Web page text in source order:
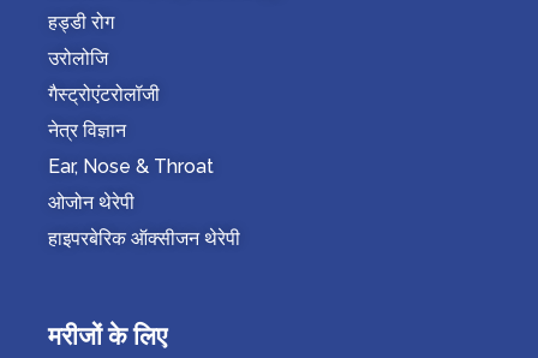
हड्डी रोग
उरोलोजि
गैस्ट्रोएंटरोलॉजी
नेत्र विज्ञान
Ear, Nose & Throat
ओजोन थेरेपी
हाइपरबेरिक ऑक्सीजन थेरेपी
मरीजों के लिए